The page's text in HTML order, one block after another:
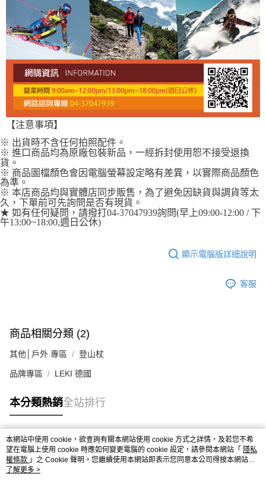
【注意事項】
※ 出貨時不含任何拍照配件。
※ 進口商品均為原廠包裝新品，一經拆封使用恕不接受退換
貨。
※ 商品圖檔顏色會因電腦螢幕設定略有差異，以實際商品顏色
為準。
※ 本店商品均與實體店同步販售，為了避免因缺貨與調貨等太
久，下單前可先詢問是否有現貨。
★ 如有任何疑問，請撥打04-37047939詢問(早上09:00-12:00 / 下
午13:00~18:00,週日公休)
顯示電腦版詳細說明
客服
商品相關分類 (2)
其他│戶外 專區 登山杖
品牌專區 LEKI 德國
本分類熱銷全站排行
熱門標籤
本網站中使用 cookie，欲查詢有關本網站使用 cookie 方式之詳情，及若您不希
望在電腦上使用 cookie 時應如何變更電腦的 cookie 設定，請參閱本網站「 隱私
權條款 」之 Cookie 聲明。您繼續使用本網站即表示您同意本公司得按本網站使
用條款之 Cookie 聲明使用 cookie。
了解更多 >